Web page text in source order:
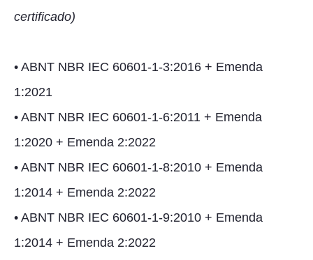
certificado)
• ABNT NBR IEC 60601-1-3:2016 + Emenda
1:2021
• ABNT NBR IEC 60601-1-6:2011 + Emenda
1:2020 + Emenda 2:2022
• ABNT NBR IEC 60601-1-8:2010 + Emenda
1:2014 + Emenda 2:2022
• ABNT NBR IEC 60601-1-9:2010 + Emenda
1:2014 + Emenda 2:2022